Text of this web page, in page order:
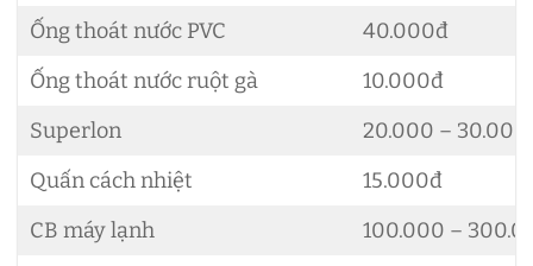
Ống thoát nước PVC
40.000đ
Ống thoát nước ruột gà
10.000đ
Superlon
20.000 –
Quấn cách nhiệt
15.000đ
CB máy lạnh
100.000 –